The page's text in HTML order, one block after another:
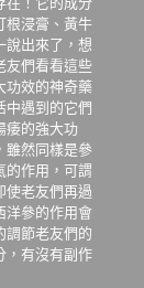
根浸膏、黃牛
說出來了，想
友們看看這些
功效的神奇藥
中遇到的它們
痿的強大功
雖然同樣是參
的作用，可謂
使老友們再過
洋參的作用會
調節老友們的
，有沒有副作